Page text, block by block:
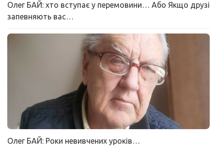
Олег БАЙ: хто вступає у перемовини… Або Якщо друзі
запевняють вас…
Олег БАЙ: Роки невивчених уроків…